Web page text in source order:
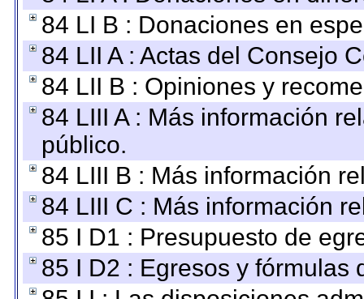
84 LI B : Donaciones en
84 LII A : Actas del Consejo
84 LII B : Opiniones y
84 LIII A : Más información
público.
84 LIII B : Más información
84 LIII C : Más información
85 I D1 : Presupuesto de
85 I D2 : Egresos y fórmulas